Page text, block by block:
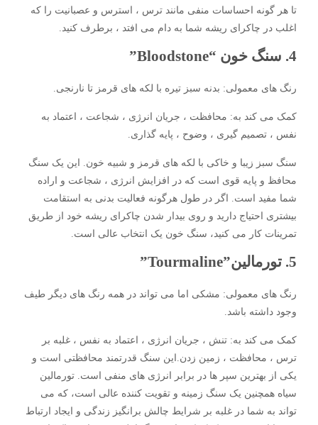
تا هر گونه احساسات منفی مانند ترس ، استرس و عصبانیت را که
اغلب در چاکرای ریشه شما به دام می افتد ، برطرف کنید.
4. سنگ خون “Bloodstone”
رنگ های معمولی: بدنه سبز تیره با لکه های قرمز تا نارنجی.
کمک می کند به: محافظت ، جریان انرژی ، شجاعت ، اعتماد به
نفس ، تصمیم گیری ، وضوح ، پایه گذاری.
سنگ سبز زیبا و خاکی با لکه های قرمز و شبیه خون. این یک سنگ
محافظ و پایه قوی است که در افزایش انرژی ، شجاعت و اراده
شما مفید است. اگر در طول هرگونه فعالیت بدنی به استقامت
بیشتری احتیاج دارید و روی بیدار شدن چاکرای ریشه خود از طریق
تمرینات کار می کنید، سنگ خون یک انتخاب عالی است.
5. تورمالین”Tourmaline”
رنگ های معمولی: مشکی اما می تواند در همه رنگ های دیگر طیف
وجود داشته باشد.
کمک می کند به: تنش ، جریان انرژی ، اعتماد به نفس ، غلبه بر
ترس ، محافظت ، زمین زدن.این سنگ قدرتمند محافظتی است و
یکی از بهترین سپر ها در برابر انرژی های منفی است. تورمالین
سیاه همچنین یک سنگ زمینه و تقویت کننده عالی است، که می
تواند به شما در غلبه بر شرایط چالش برانگیز زندگی و ایجاد ارتباط